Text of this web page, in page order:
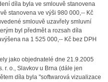
díla byla ve smlouvě stanovena
stanovena ve výši 980 000,-- Kč
smlouvě uzavřely smluvní
byl předmět a rozsah díla
na 1 525 000,-- Kč bez DPH
jako objednatelé dne 21.9.2005
r. o., Slavkov u Brna (dále jen
díla byla "softwarová vizualizace